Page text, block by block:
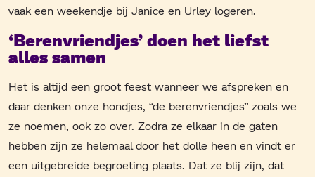
vaak een weekendje bij Janice en Urley logeren.
‘Berenvriendjes’ doen het liefst
alles samen
Het is altijd een groot feest wanneer we afspreken en
daar denken onze hondjes, “de berenvriendjes” zoals we
ze noemen, ook zo over. Zodra ze elkaar in de gaten
hebben zijn ze helemaal door het dolle heen en vindt er
een uitgebreide begroeting plaats. Dat ze blij zijn, dat